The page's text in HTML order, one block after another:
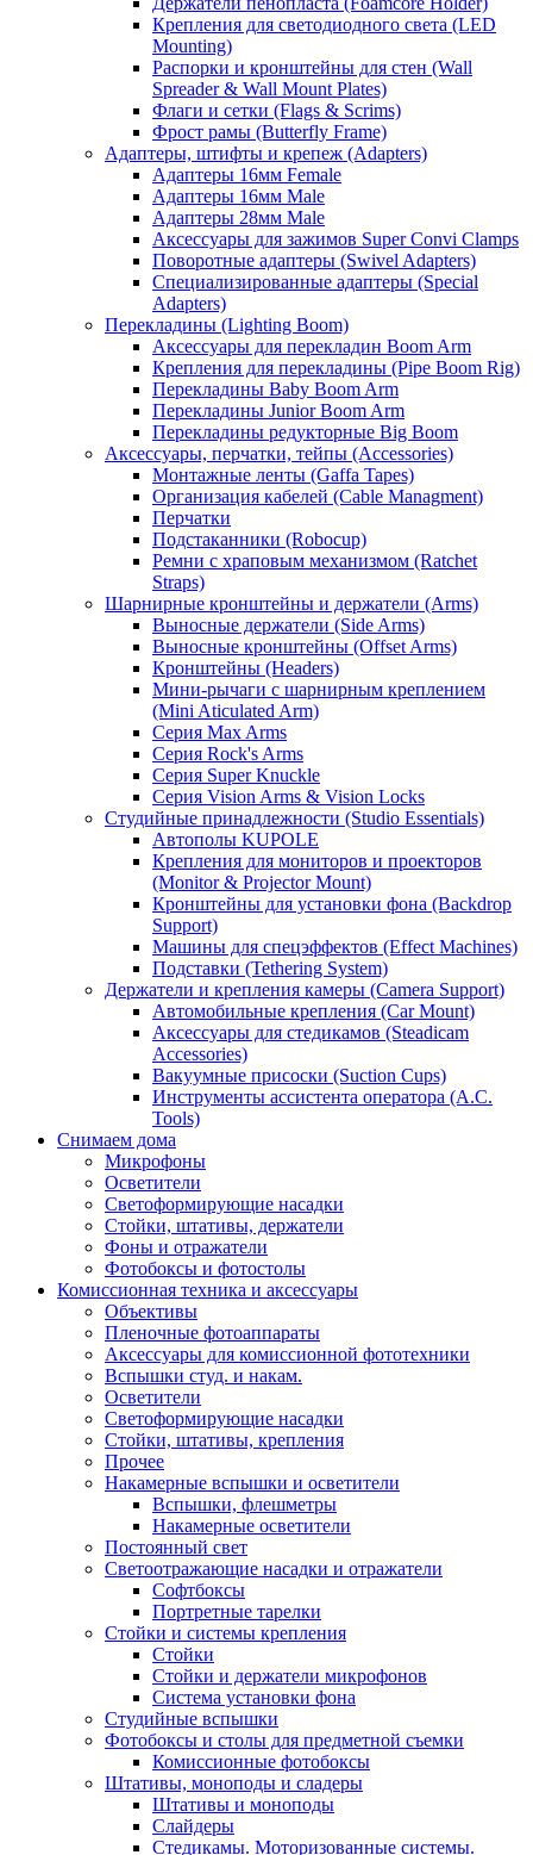
Крепления для светодиодного света (LED
Mounting)
Распорки и кронштейны для стен (Wall
Spreader & Wall Mount Plates)
Флаги и сетки (Flags & Scrims)
Фрост рамы (Butterfly Frame)
Адаптеры, штифты и крепеж (Adapters)
Адаптеры 16мм Female
Адаптеры 16мм Male
Адаптеры 28мм Male
Аксессуары для зажимов Super Convi Clamps
Поворотные адаптеры (Swivel Adapters)
Специализированные адаптеры (Special
Adapters)
Перекладины (Lighting Boom)
Аксессуары для перекладин Boom Arm
Крепления для перекладины (Pipe Boom Rig)
Перекладины Baby Boom Arm
Перекладины Junior Boom Arm
Перекладины редукторные Big Boom
Аксессуары, перчатки, тейпы (Accessories)
Монтажные ленты (Gaffa Tapes)
Организация кабелей (Cable Managment)
Перчатки
Подстаканники (Robocup)
Ремни с храповым механизмом (Ratchet
Straps)
Шарнирные кронштейны и держатели (Arms)
Выносные держатели (Side Arms)
Выносные кронштейны (Offset Arms)
Кронштейны (Headers)
Мини-рычаги с шарнирным креплением
(Mini Aticulated Arm)
Серия Max Arms
Серия Rock's Arms
Серия Super Knuckle
Серия Vision Arms & Vision Locks
Студийные принадлежности (Studio Essentials)
Автополы KUPOLE
Крепления для мониторов и проекторов
(Monitor & Projector Mount)
Кронштейны для установки фона (Backdrop
Support)
Машины для спецэффектов (Effect Machines)
Подставки (Tethering System)
Держатели и крепления камеры (Camera Support)
Автомобильные крепления (Car Mount)
Аксессуары для стедикамов (Steadicam
Accessories)
Вакуумные присоски (Suction Cups)
Инструменты ассистента оператора (A.C.
Tools)
Снимаем дома
Микрофоны
Осветители
Светоформирующие насадки
Стойки, штативы, держатели
Фоны и отражатели
Фотобоксы и фотостолы
Комиссионная техника и аксессуары
Объективы
Пленочные фотоаппараты
Аксессуары для комиссионной фототехники
Вспышки студ. и накам.
Осветители
Светоформирующие насадки
Стойки, штативы, крепления
Прочее
Накамерные вспышки и осветители
Вспышки, флешметры
Накамерные осветители
Постоянный свет
Светоотражающие насадки и отражатели
Софтбоксы
Портретные тарелки
Стойки и системы крепления
Стойки
Стойки и держатели микрофонов
Система установки фона
Студийные вспышки
Фотобоксы и столы для предметной съемки
Комиссионные фотобоксы
Штативы, моноподы и сладеры
Штативы и моноподы
Слайдеры
Стедикамы. Моторизованные системы.